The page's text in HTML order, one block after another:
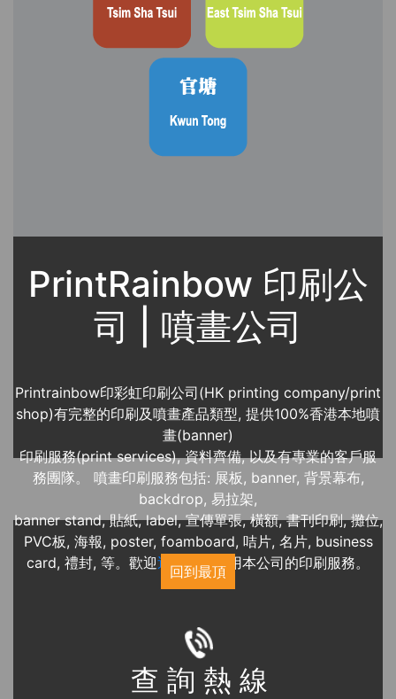
PrintRainbow 印刷公
司 | 噴畫公司
Printrainbow印彩虹印刷公司(HK printing company/print
shop)有完整的印刷及噴畫產品類型, 提供100%香港本地噴
畫(banner)
印刷服務(print services), 資料齊備, 以及有專業的客戶服
務團隊。 噴畫印刷服務包括: 展板, banner, 背景幕布,
backdrop, 易拉架,
banner stand, 貼紙, label, 宣傳單張, 橫額, 書刊印刷, 攤位,
PVC板, 海報, poster, foamboard, 咭片, 名片, business
card, 禮封, 等。歡迎近期展覽使用本公司的印刷服務。
回到最頂
查 詢 熱 線